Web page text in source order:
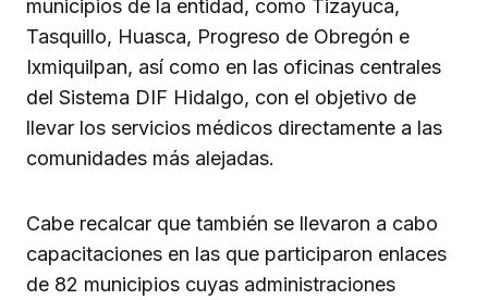
municipios de la entidad, como Tizayuca,
Tasquillo, Huasca, Progreso de Obregón e
Ixmiquilpan, así como en las oficinas centrales
del Sistema DIF Hidalgo, con el objetivo de
llevar los servicios médicos directamente a las
comunidades más alejadas.
Cabe recalcar que también se llevaron a cabo
capacitaciones en las que participaron enlaces
de 82 municipios cuyas administraciones